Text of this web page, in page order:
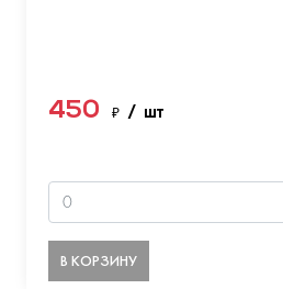
450 ₽ / шт
В КОРЗИНУ